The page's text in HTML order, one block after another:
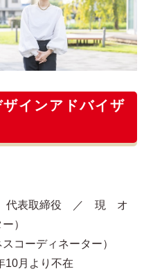
インアドバイザ
代表取締役 ／ 現 オ
）
コーディネーター）
10月より不在